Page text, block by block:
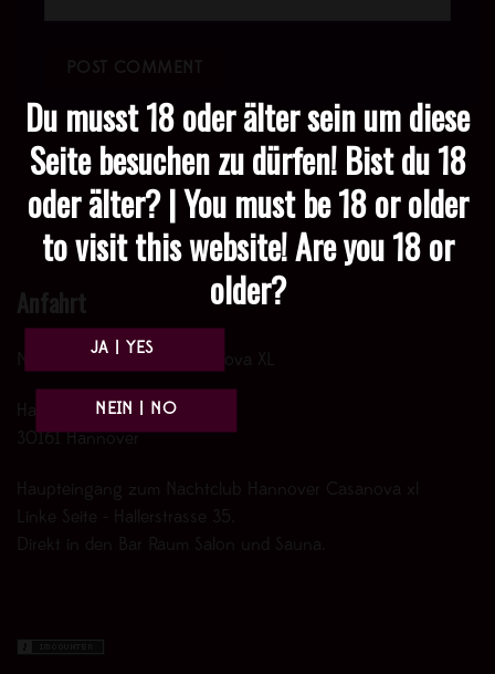
Du musst 18 oder älter sein um diese
Seite besuchen zu dürfen! Bist du 18
oder älter? | You must be 18 or older
to visit this website! Are you 18 or
older?
Anfahrt
Nachtclub Hannover Casanova XL
Hallerstr. 35
30161 Hannover
Haupteingang zum Nachtclub Hannover Casanova xl
Linke Seite - Hallerstrasse 35.
Direkt in den Bar Raum Salon und Sauna.